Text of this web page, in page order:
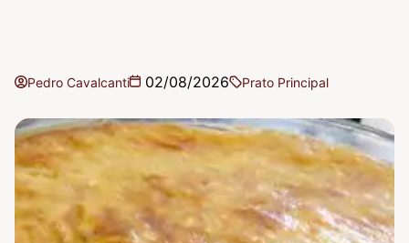
Pedro Cavalcanti 02/08/2026 Prato Principal